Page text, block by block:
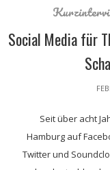
Social Media für
Seit über acht
Hamburg auf
Twitter und